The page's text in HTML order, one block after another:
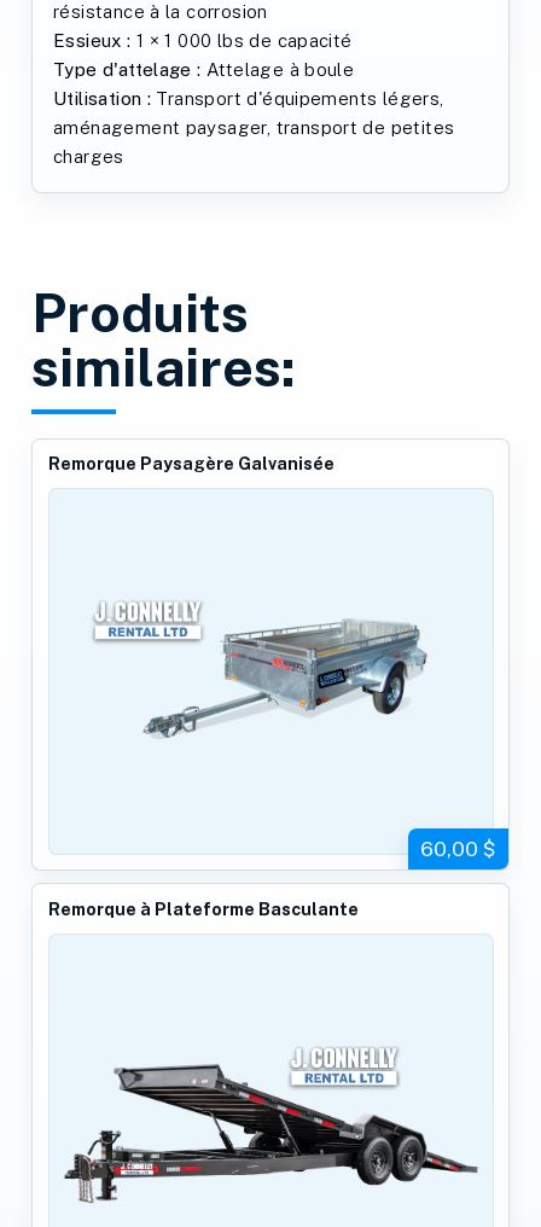
résistance à la corrosion
Essieux : 1 × 1 000 lbs de capacité
Type d'attelage : Attelage à boule
Utilisation : Transport d'équipements légers,
aménagement paysager, transport de petites
charges
Produits
similaires:
Remorque Paysagère Galvanisée
60,00 $
Remorque à Plateforme Basculante